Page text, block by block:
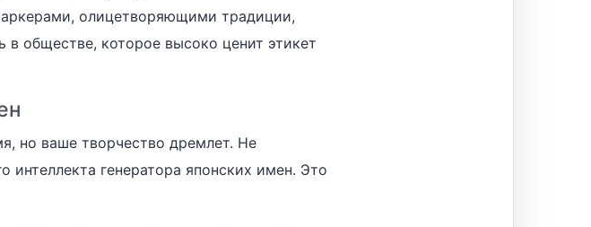
олицетворяющими традиции,
обществе, которое высоко ценит этикет
но ваше творчество дремлет. Не
интеллекта генератора японских имен. Это